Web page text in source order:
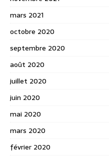
mars 2021
octobre 2020
septembre 2020
août 2020
juillet 2020
juin 2020
mai 2020
mars 2020
février 2020